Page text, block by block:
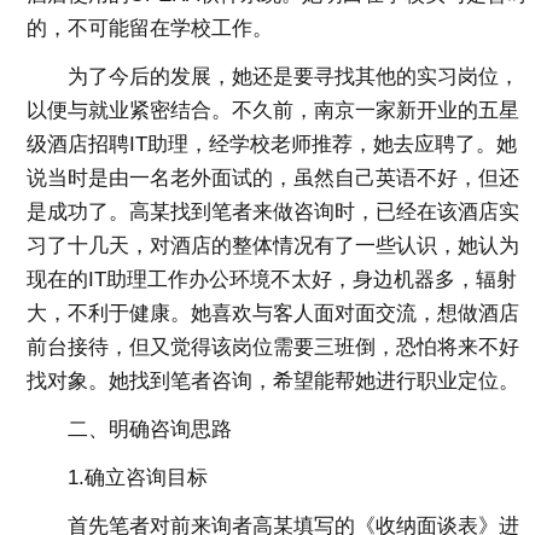
的，不可能留在学校工作。
为了今后的发展，她还是要寻找其他的实习岗位，
以便与就业紧密结合。不久前，南京一家新开业的五星
级酒店招聘IT助理，经学校老师推荐，她去应聘了。她
说当时是由一名老外面试的，虽然自己英语不好，但还
是成功了。高某找到笔者来做咨询时，已经在该酒店实
习了十几天，对酒店的整体情况有了一些认识，她认为
现在的IT助理工作办公环境不太好，身边机器多，辐射
大，不利于健康。她喜欢与客人面对面交流，想做酒店
前台接待，但又觉得该岗位需要三班倒，恐怕将来不好
找对象。她找到笔者咨询，希望能帮她进行职业定位。
二、明确咨询思路
1.确立咨询目标
首先笔者对前来询者高某填写的《收纳面谈表》进